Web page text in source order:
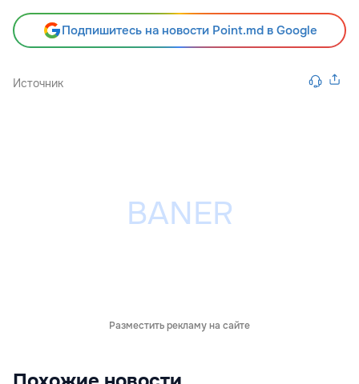
Подпишитесь на новости Point.md в Google
Источник
Разместить рекламу на сайте